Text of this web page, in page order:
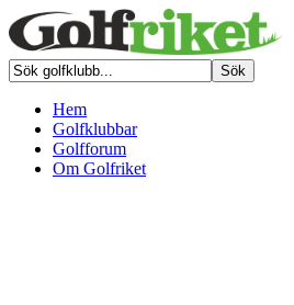
Hem
Golfklubbar
Golfforum
Om Golfriket